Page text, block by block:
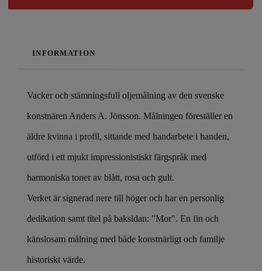
INFORMATION
Vacker och stämningsfull oljemålning av den svenske
konstnären Anders A. Jönsson. Målningen föreställer en
äldre kvinna i profil, sittande med handarbete i handen,
utförd i ett mjukt impressionistiskt färgspråk med
harmoniska toner av blått, rosa och gult.
Verket är signerad nere till höger och har en personlig
dedikation samt titel på baksidan: "Mor". En fin och
känslosam målning med både konstnärligt och familje
historiskt värde.